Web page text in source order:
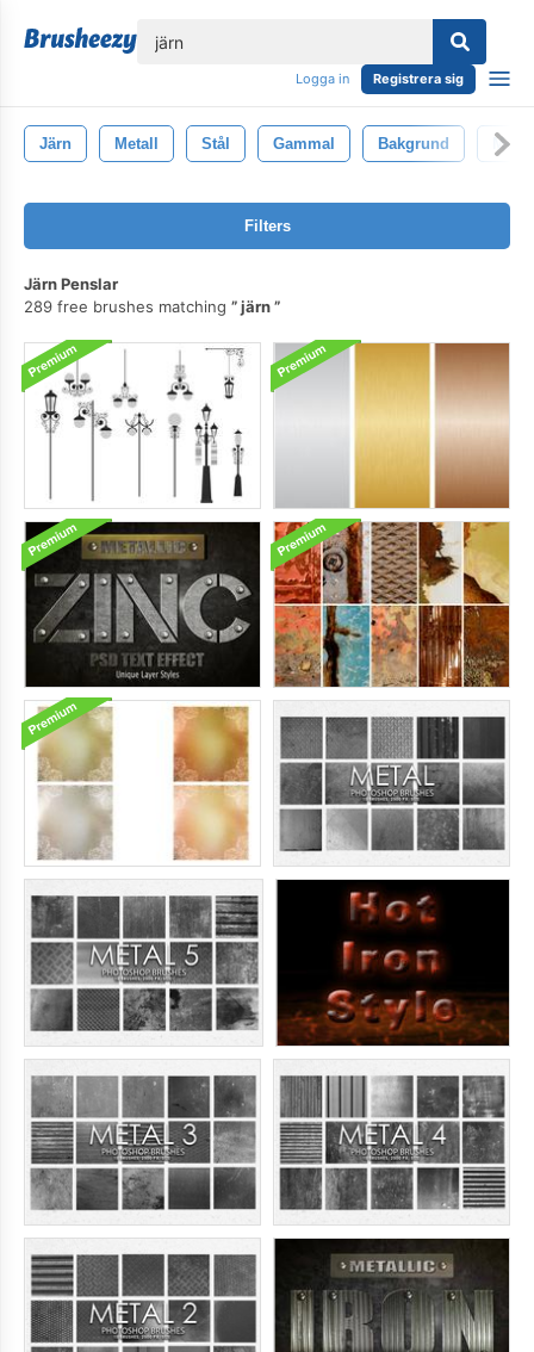
Logga in Registrera sig
Järn Metall Stål Gammal Bakgrund
Filters
Järn Penslar
289 free brushes matching
järn